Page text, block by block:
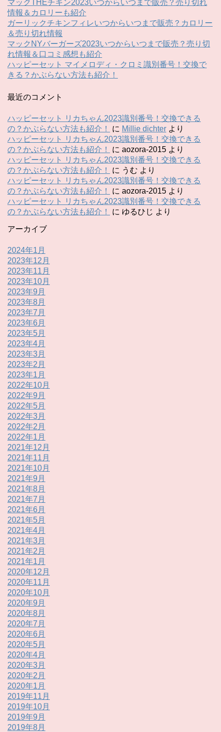
マックTHEチキン2023いつからいつまで販売？売り切れ
情報＆カロリーも紹介
ガーリックチキンフィレいつからいつまで販売？カロリー
＆売り切れ情報
マックNYバーガーズ2023いつからいつまで販売？売り切
れ情報＆口コミ感想も紹介
ハッピーセット マイメロディ・クロミ識別番号！交換で
きる？かぶらない方法も紹介！
最近のコメント
ハッピーセット リカちゃん2023識別番号！交換できる
の？かぶらない方法も紹介！
に Millie dichter より
ハッピーセット リカちゃん2023識別番号！交換できる
の？かぶらない方法も紹介！
に aozora-2015 より
ハッピーセット リカちゃん2023識別番号！交換できる
の？かぶらない方法も紹介！
に うむ より
ハッピーセット リカちゃん2023識別番号！交換できる
の？かぶらない方法も紹介！
に aozora-2015 より
ハッピーセット リカちゃん2023識別番号！交換できる
の？かぶらない方法も紹介！
に ゆるひじ より
アーカイブ
2024年1月
2023年12月
2023年11月
2023年10月
2023年9月
2023年8月
2023年7月
2023年6月
2023年5月
2023年4月
2023年3月
2023年2月
2023年1月
2022年10月
2022年9月
2022年5月
2022年3月
2022年2月
2022年1月
2021年12月
2021年11月
2021年10月
2021年9月
2021年8月
2021年7月
2021年6月
2021年5月
2021年4月
2021年3月
2021年2月
2021年1月
2020年12月
2020年11月
2020年10月
2020年9月
2020年8月
2020年7月
2020年6月
2020年5月
2020年4月
2020年3月
2020年2月
2020年1月
2019年11月
2019年10月
2019年9月
2019年8月